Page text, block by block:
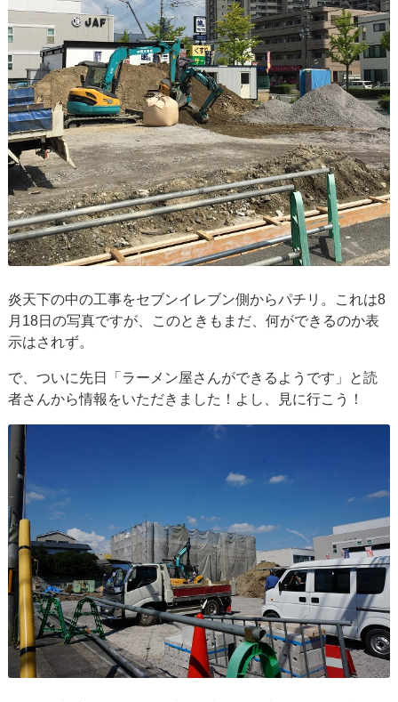
炎天下の中の工事をセブンイレブン側からパチリ。これは8
月18日の写真ですが、このときもまだ、何ができるのか表
示はされず。
で、ついに先日「ラーメン屋さんができるようです」と読
者さんから情報をいただきました！よし、見に行こう！